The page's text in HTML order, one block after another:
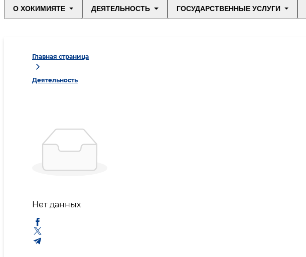
О ХОКИМИЯТЕ ДЕЯТЕЛЬНОСТЬ ГОСУДАРСТВЕННЫЕ УСЛУГИ
Главная страница
Деятельность
Нет данных